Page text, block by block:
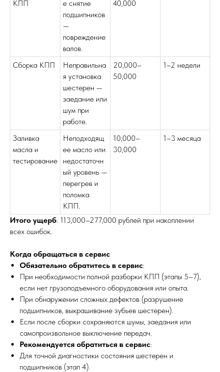
КПП
е снятие
подшипников
—
повреждение
валов.
40,000
Сборка КПП
Неправильна
я установка
шестерен —
заедание или
шум при
работе.
20,000–
50,000
1–2 недели
Заливка
масла и
тестирование
Неподходящ
ее масло или
недостаточн
ый уровень —
перегрев и
поломка
КПП.
10,000–
30,000
1–3 месяца
Итого ущерб: 113,000–277,000 рублей при накоплении
всех ошибок.
Когда обращаться в сервис
Обязательно обратитесь в сервис:
При необходимости полной разборки КПП (этапы 5–7),
если нет грузоподъемного оборудования или опыта.
При обнаружении сложных дефектов (разрушение
подшипников, выкрашивание зубьев шестерен).
Если после сборки сохраняются шумы, заедания или
самопроизвольное выключение передач.
Рекомендуется обратиться в сервис:
Для точной диагностики состояния шестерен и
подшипников (этап 4).